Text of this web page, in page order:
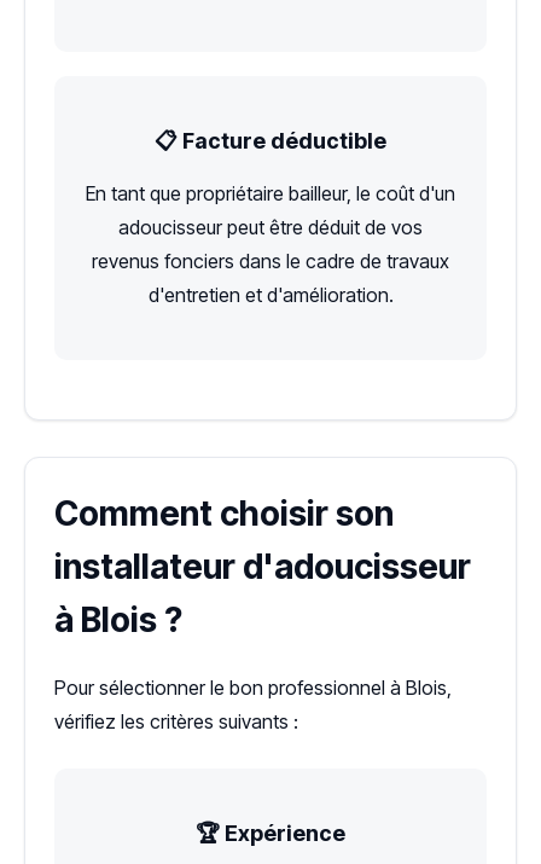
📋 Facture déductible
En tant que propriétaire bailleur, le coût d'un
adoucisseur peut être déduit de vos
revenus fonciers dans le cadre de travaux
d'entretien et d'amélioration.
Comment choisir son
installateur d'adoucisseur
à Blois ?
Pour sélectionner le bon professionnel à Blois,
vérifiez les critères suivants :
🏆 Expérience